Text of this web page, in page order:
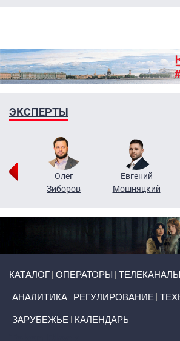
ЭКСПЕРТЫ
Олег
Зиборов
Евгений
Мошняцкий
КАТАЛОГ ОПЕРАТОРЫ ТЕЛЕКАНАЛЫ
АНАЛИТИКА РЕГУЛИРОВАНИЕ
ЗАРУБЕЖЬЕ КАЛЕНДАРЬ